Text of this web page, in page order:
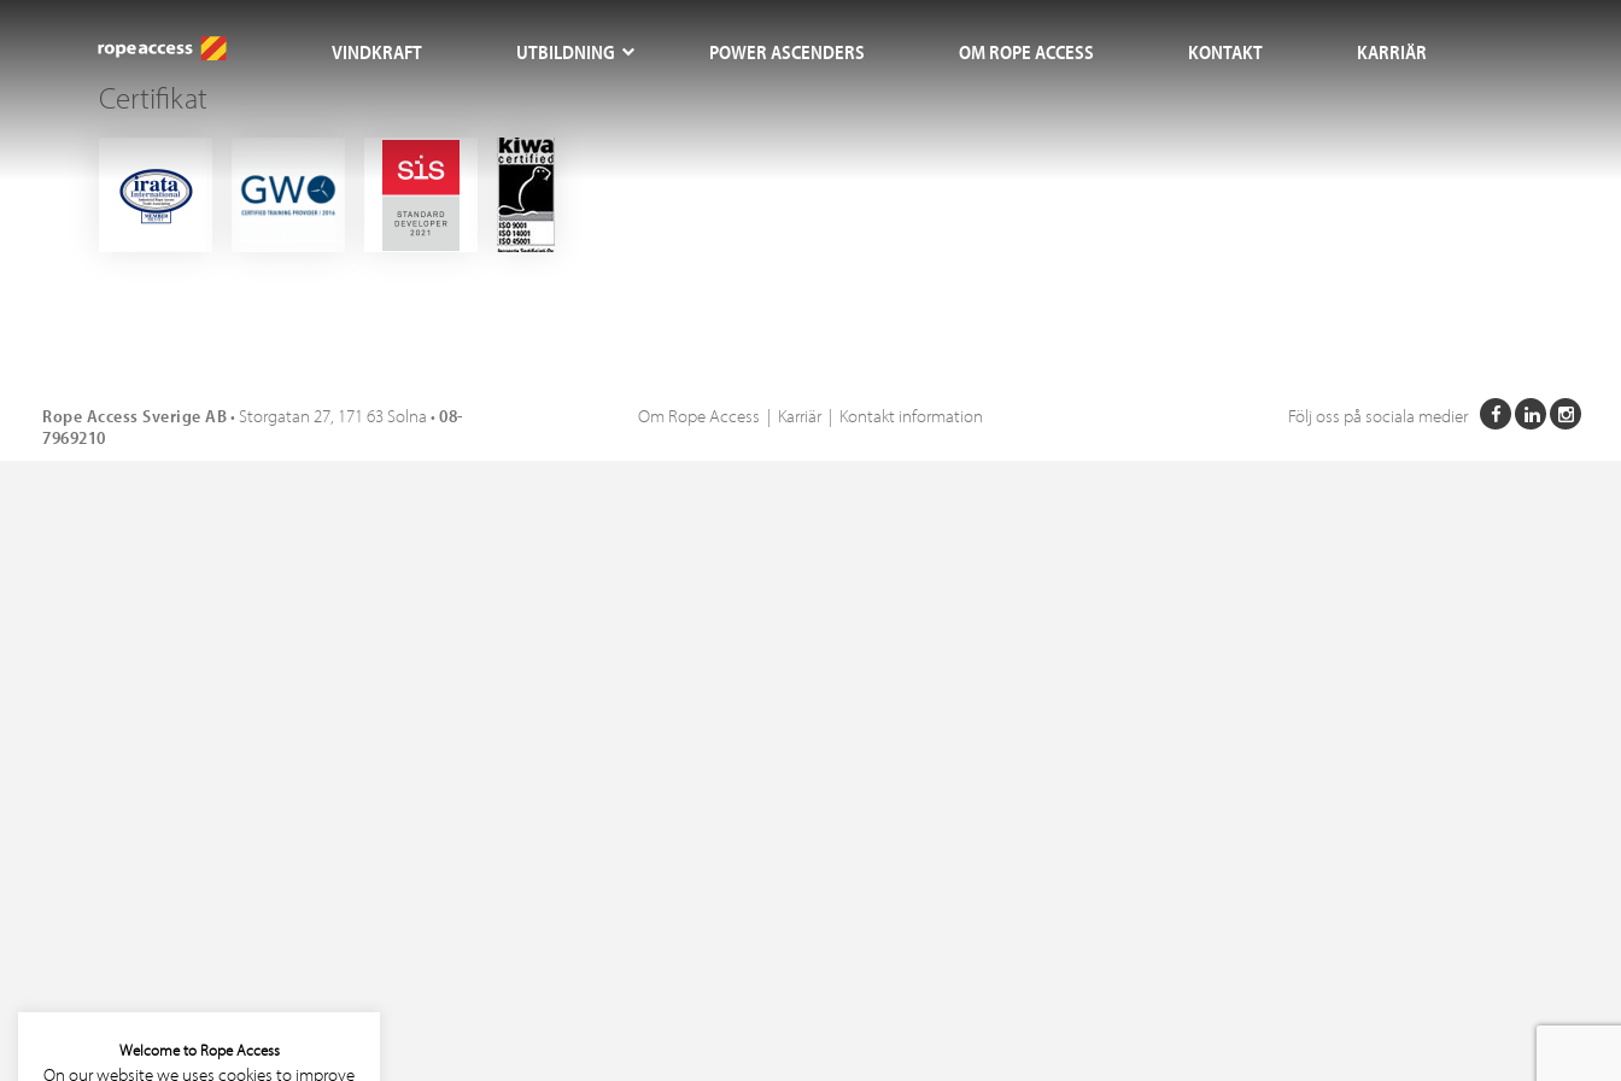
VINDKRAFT UTBILDNING POWER ASCENDERS OM ROPE ACCESS KONTAKT KARRIÄR
Certifikat
Följ oss på sociala medier
Rope Access Sverige AB• Storgatan 27, 171 63 Solna • 08-
7969210
Om Rope Access Karriär Kontakt information
Welcome to Rope Access
On our website we uses cookies to improve